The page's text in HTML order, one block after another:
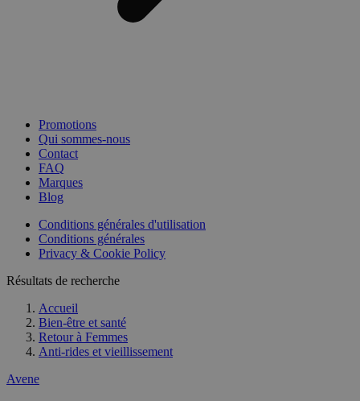
Promotions
Qui sommes-nous
Contact
FAQ
Marques
Blog
Conditions générales d'utilisation
Conditions générales
Privacy & Cookie Policy
Résultats de recherche
Accueil
Bien-être et santé
Retour à Femmes
Anti-rides et vieillissement
Avene